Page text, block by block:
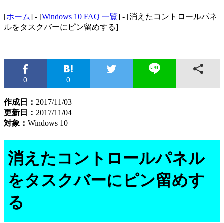
[ホーム] - [Windows 10 FAQ 一覧] - [消えたコントロールパネ
ルをタスクバーにピン留めする]
0 0
作成日： 2017/11/03
更新日： 2017/11/04
対象： Windows 10
消えたコントロールパネル
をタスクバーにピン留めす
る